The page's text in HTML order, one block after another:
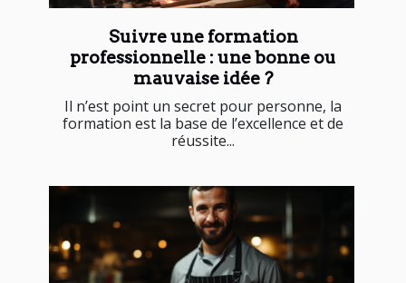
Suivre une formation
professionnelle : une bonne ou
mauvaise idée ?
Il n’est point un secret pour personne, la
formation est la base de l’excellence et de
réussite...